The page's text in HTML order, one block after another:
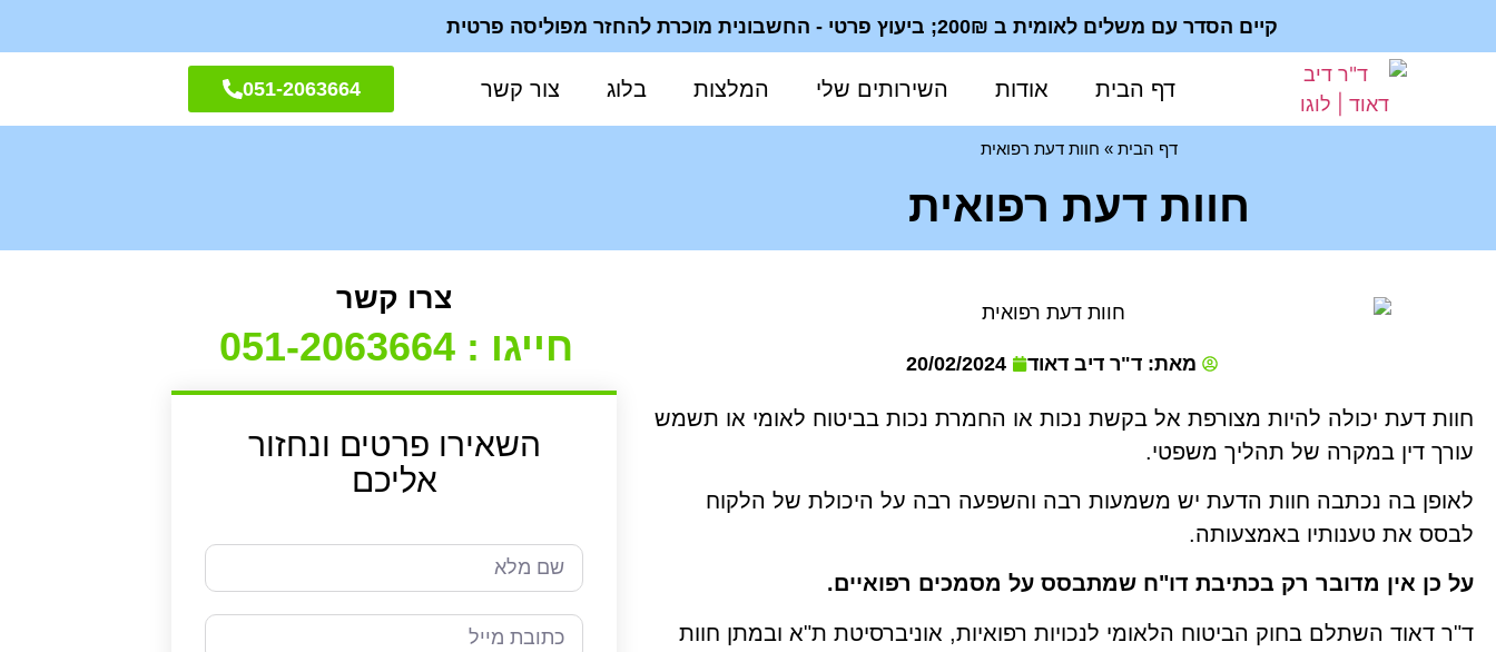
קיים הסדר עם משלים לאומית ב 200₪; ביעוץ פרטי - החשבונית מוכרת להחזר מפוליסה פרטית
דף הבית אודות השירותים שלי המלצות בלוג צור קשר 051-2063664
דף הבית » חוות דעת רפואית
חוות דעת רפואית
מאת: ד"ר דיב דאוד 20/02/2024
חוות דעת יכולה להיות מצורפת אל בקשת נכות או החמרת נכות בביטוח לאומי או תשמש
עורך דין במקרה של תהליך משפטי.
לאופן בה נכתבה חוות הדעת יש משמעות רבה והשפעה רבה על היכולת של הלקוח
לבסס את טענותיו באמצעותה.
על כן אין מדובר רק בכתיבת דו"ח שמתבסס על מסמכים רפואיים.
ד"ר דאוד השתלם בחוק הביטוח הלאומי לנכויות רפואיות, אוניברסיטת ת"א ובמתן חוות
צרו קשר
חייגו : 051-2063664
השאירו פרטים ונחזור
אליכם